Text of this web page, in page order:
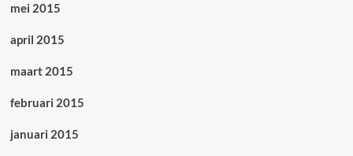
mei 2015
april 2015
maart 2015
februari 2015
januari 2015